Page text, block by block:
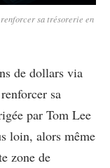
sa trésorerie en
de dollars via
sa
par Tom Lee
loin, alors même
zone de